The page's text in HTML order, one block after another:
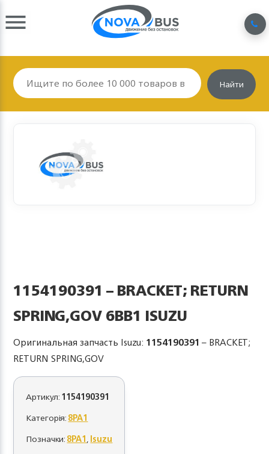
Найти
1154190391 – BRACKET; RETURN
SPRING,GOV 6BB1 ISUZU
Оригинальная запчасть Isuzu: 1154190391– BRACKET;
RETURN SPRING,GOV
Артикул:1154190391
Категорія:8PA1
Позначки:8PA1,Isuzu